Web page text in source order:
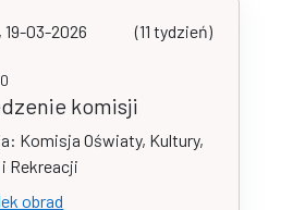
03-2026 (11 tydzień)
komisji
Komisja Oświaty, Kultury,
Rekreacji
obrad